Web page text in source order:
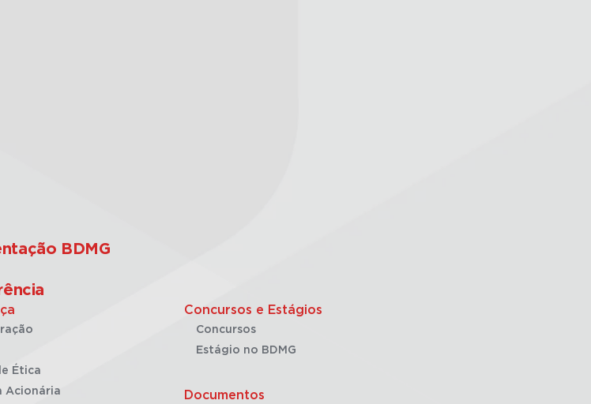
BDMG
Ética
Acionária
Concursos e Estágios
Concursos
Estágio no BDMG
Documentos